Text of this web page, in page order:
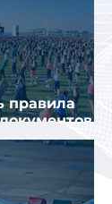
правила